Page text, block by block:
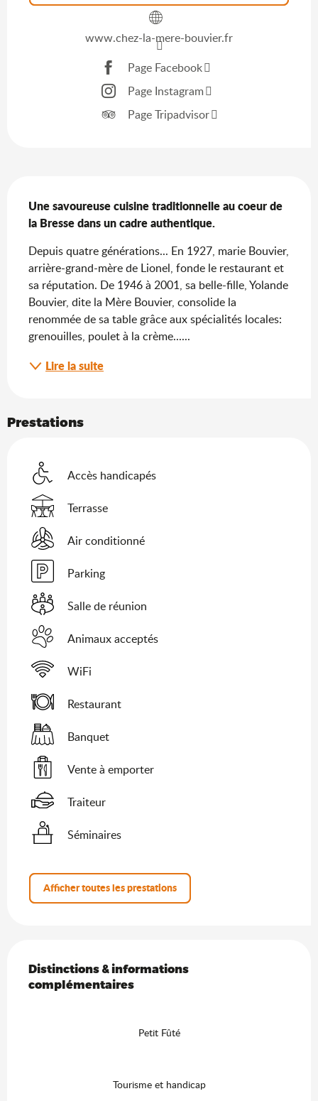
www.chez-la-mere-bouvier.fr
Page Facebook
Page Instagram
Page Tripadvisor
Une savoureuse cuisine traditionnelle au coeur de
la Bresse dans un cadre authentique.
Depuis quatre générations... En 1927, marie Bouvier,
arrière-grand-mère de Lionel, fonde le restaurant et
sa réputation. De 1946 à 2001, sa belle-fille, Yolande
Bouvier, dite la Mère Bouvier, consolide la
renommée de sa table grâce aux spécialités locales:
grenouilles, poulet à la crème......
Lire la suite
Prestations
Accès handicapés
Terrasse
Air conditionné
Parking
Salle de réunion
Animaux acceptés
WiFi
Restaurant
Banquet
Vente à emporter
Traiteur
Séminaires
Afficher toutes les prestations
Distinctions & informations complémentaires
Distinctions & informations
complémentaires
Petit Fûté
Tourisme et handicap